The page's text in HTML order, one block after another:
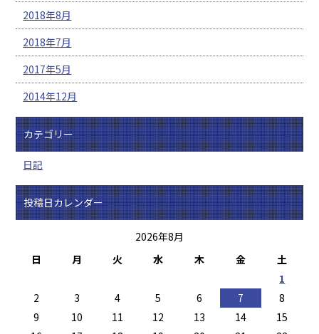
2018年8月
2018年7月
2017年5月
2014年12月
カテゴリー
日記
投稿日カレンダー
2026年8月
日
月 火 水 木 金
土
1
2
3 4 5 6 7
8
9
10 11 12 13 14
15